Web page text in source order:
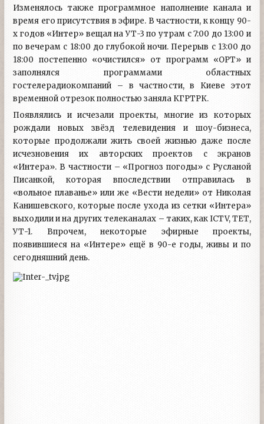
Изменялось также программное наполнение канала и
время его присутствия в эфире. В частности, к концу 90-
х годов «Интер» вещал на УТ-3 по утрам с 7:00 до 13:00 и
по вечерам с 18:00 до глубокой ночи. Перерыв с 13:00 до
18:00 постепенно «очистился» от программ «ОРТ» и
заполнялся программами областных
гостелерадиокомпаний – в частности, в Киеве этот
временной отрезок полностью заняла КГРТРК.
Появлялись и исчезали проекты, многие из которых
рождали новых звёзд телевидения и шоу-бизнеса,
которые продолжали жить своей жизнью даже после
исчезновения их авторских проектов с экранов
«Интера». В частности – «Прогноз погоды» с Русланой
Писанкой, которая впоследствии отправилась в
«вольное плаванье» или же «Вести недели» от Николая
Канишевского, которые после ухода из сетки «Интера»
выходили и на других телеканалах – таких, как ICTV, ТЕТ,
УТ-1. Впрочем, некоторые эфирные проекты,
появившиеся на «Интере» ещё в 90-е годы, живы и по
сегодняшний день.